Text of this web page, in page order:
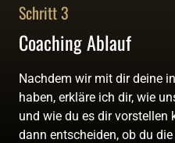
Schritt 3
Coaching Ablauf
Nachdem wir mit dir deine
haben, erkläre ich dir, wie
und wie du es dir vorstellen
dann entscheiden, ob du